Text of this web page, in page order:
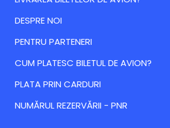
DESPRE NOI
PENTRU PARTENERI
CUM PLATESC BILETUL DE AVION?
PLATA PRIN CARDURI
NUMĂRUL REZERVĂRII - PNR